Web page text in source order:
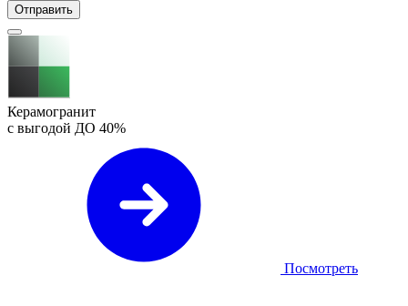
Отправить
Керамогранит
с выгодой ДО 40%
Посмотреть